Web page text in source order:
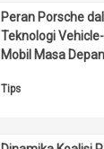
Peran Porsche
Teknologi
Mobil Masa Depan
Tips